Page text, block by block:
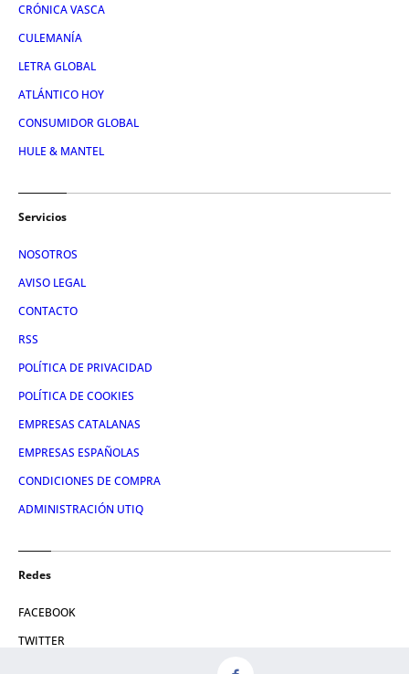
CRÓNICA VASCA
CULEMANÍA
LETRA GLOBAL
ATLÁNTICO HOY
CONSUMIDOR GLOBAL
HULE & MANTEL
Servicios
NOSOTROS
AVISO LEGAL
CONTACTO
RSS
POLÍTICA DE PRIVACIDAD
POLÍTICA DE COOKIES
EMPRESAS CATALANAS
EMPRESAS ESPAÑOLAS
CONDICIONES DE COMPRA
ADMINISTRACIÓN UTIQ
Redes
FACEBOOK
TWITTER